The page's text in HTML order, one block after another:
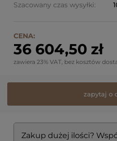
Szacowany czas wysyłki:
CENA:
36 604,50 zł
zawiera 23% VAT, bez kosztów
zapytaj o
Zakup dużej ilości?